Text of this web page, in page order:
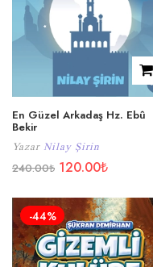
En Güzel Arkadaş Hz. Ebû
Bekir
Yazar Nilay Şirin
240.00₺ 120.00₺
-44%